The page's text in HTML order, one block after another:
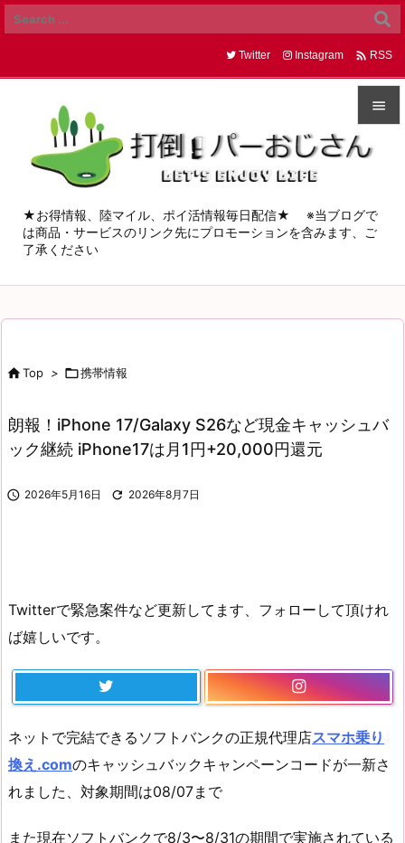


メニュ
サイド


Twitter Instagram  RSS
★お得情報、陸マイル、ポイ活情報毎日配信★ ※当ブログで
は商品・サービスのリンク先にプロモーションを含みます、ご
了承ください
Top > 携帯情報
朗報！iPhone 17/Galaxy S26など現金キャッシュバ
ック継続 iPhone17は月1円+20,000円還元
 2026年5月16日  2026年8月7日
Twitterで緊急案件など更新してます、フォローして頂けれ
ば嬉しいです。
ネットで完結できるソフトバンクの正規代理店スマホ乗り
換え.comのキャッシュバックキャンペーンコードが一新さ
れました、対象期間は08/07まで
また現在ソフトバンクで8/3〜8/31の期間で実施されている